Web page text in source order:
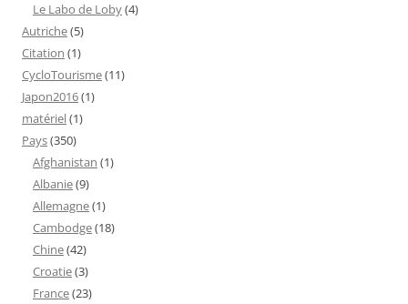
Le Labo de Loby(4)
Autriche(5)
Citation (1)
CycloTourisme(11)
Japon2016(1)
matériel(1)
Pays(350)
Afghanistan (1)
Albanie(9)
Allemagne(1)
Cambodge(18)
Chine(42)
Croatie(3)
France(23)